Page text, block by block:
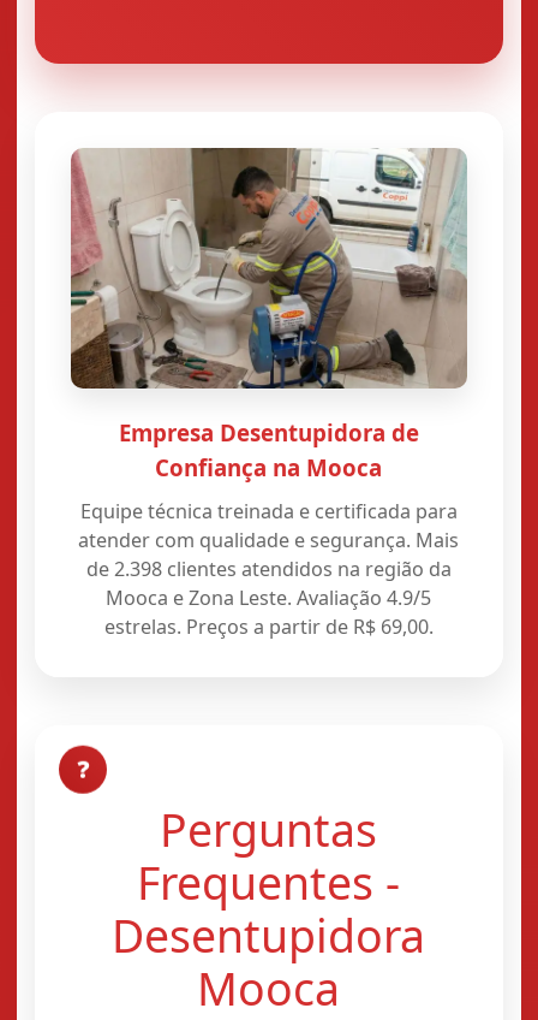
Empresa Desentupidora de
Confiança na Mooca
Equipe técnica treinada e certificada para
atender com qualidade e segurança. Mais
de 2.398 clientes atendidos na região da
Mooca e Zona Leste. Avaliação 4.9/5
estrelas. Preços a partir de R$ 69,00.
❓
Perguntas
Frequentes -
Desentupidora
Mooca